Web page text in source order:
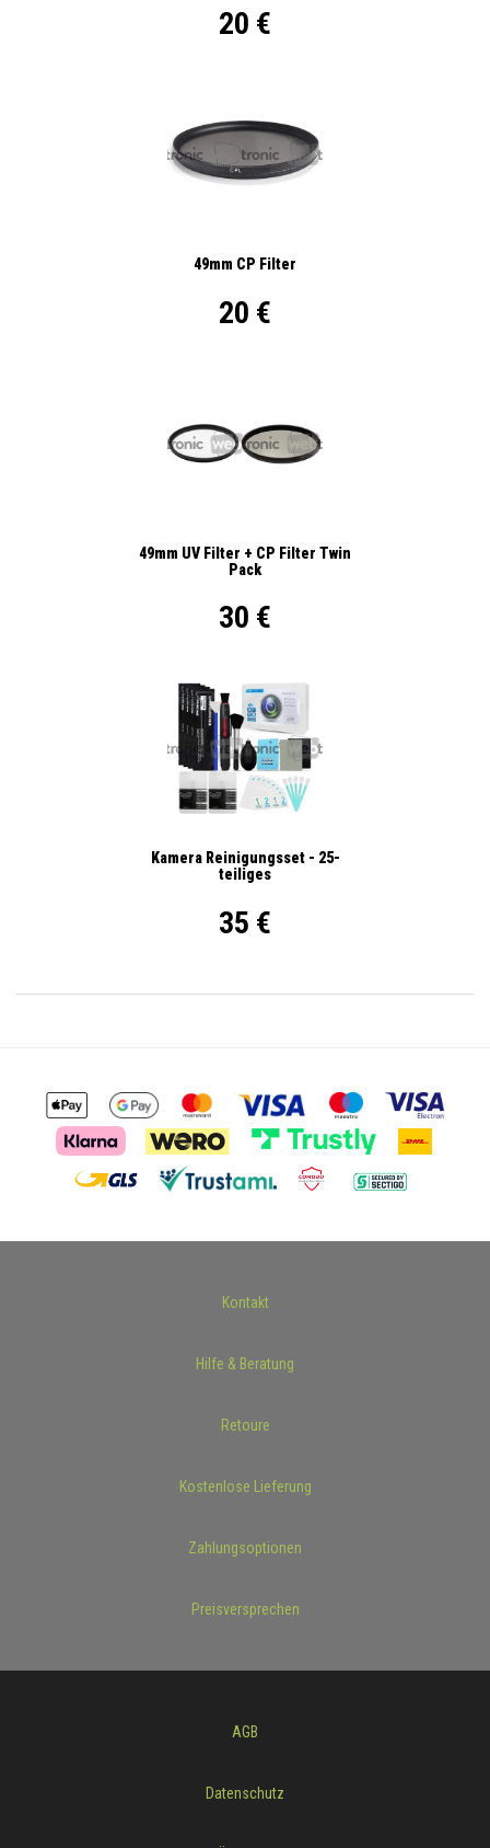
20 €
49mm CP Filter
20 €
49mm UV Filter + CP Filter Twin
Pack
30 €
Kamera Reinigungsset - 25-
teiliges
35 €
Kontakt
Hilfe & Beratung
Retoure
Kostenlose Lieferung
Zahlungsoptionen
Preisversprechen
AGB
Datenschutz